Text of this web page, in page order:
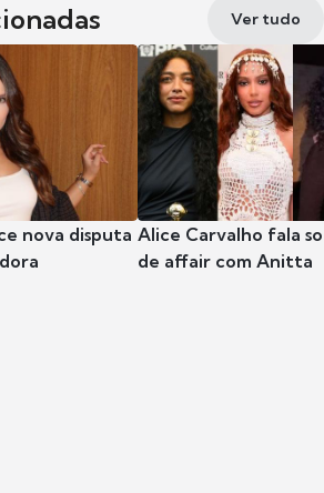
Ver tudo
nova disputa Alice Carvalho fala
de affair com Anitta